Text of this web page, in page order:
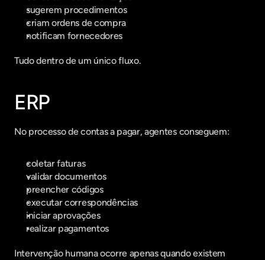
sugerem procedimentos
criam ordens de compra
notificam fornecedores
Tudo dentro de um único fluxo.
ERP
No processo de contas a pagar, agentes conseguem:
coletar faturas
validar documentos
preencher códigos
executar correspondências
iniciar aprovações
realizar pagamentos
Intervenção humana ocorre apenas quando existem